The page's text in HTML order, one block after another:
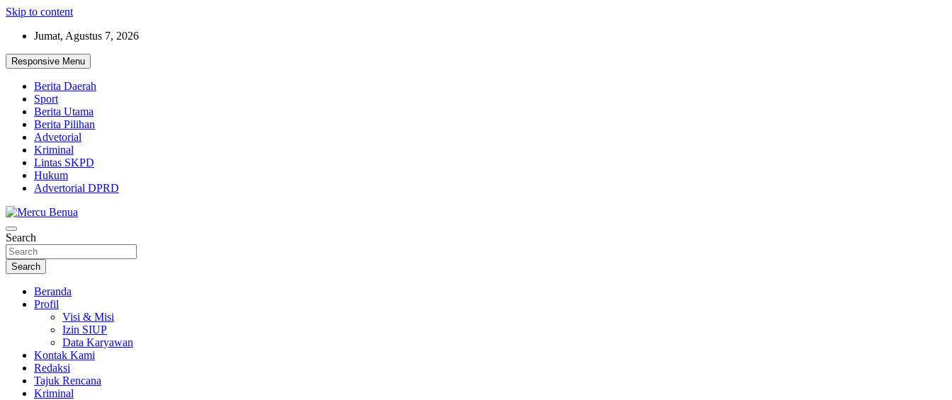
Skip to content
Jumat, Agustus 7, 2026
Responsive Menu
Berita Daerah
Sport
Berita Utama
Berita Pilihan
Advetorial
Kriminal
Lintas SKPD
Hukum
Advertorial DPRD
Mercu Benua
Suara Masyarakat Bawah
Search
Search
Beranda
Profil
Visi & Misi
Izin SIUP
Data Karyawan
Kontak Kami
Redaksi
Tajuk Rencana
Kriminal